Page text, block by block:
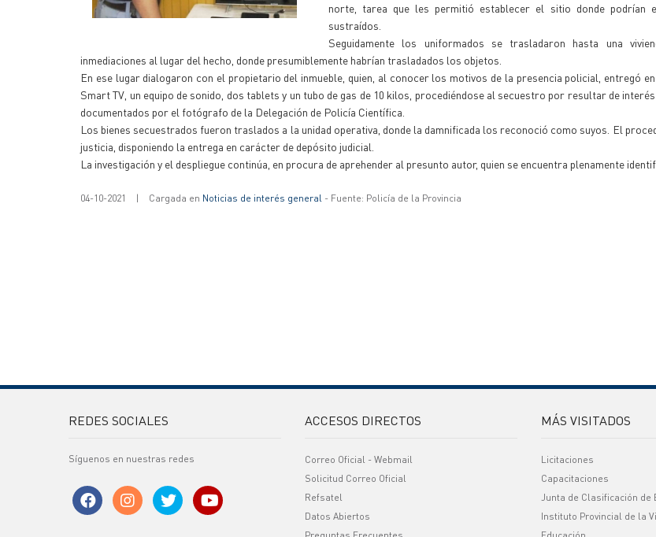
norte, tarea que les permitió establecer el sitio donde podrían
sustraídos.
Seguidamente los uniformados se trasladaron hasta una
inmediaciones al lugar del hecho, donde presumiblemente habrían trasladados los objetos.
En ese lugar dialogaron con el propietario del inmueble, quien, al conocer los motivos de la presencia policial, entregó
Smart TV, un equipo de sonido, dos tablets y un tubo de gas de 10 kilos, procediéndose al secuestro por resultar de
documentados por el fotógrafo de la Delegación de Policía Científica.
Los bienes secuestrados fueron traslados a la unidad operativa, donde la damnificada los reconoció como suyos. El
justicia, disponiendo la entrega en carácter de depósito judicial.
La investigación y el despliegue continúa, en procura de aprehender al presunto autor, quien se encuentra plenamente
04-10-2021 | Cargada en Noticias de interés general - Fuente: Policía de la Provincia
REDES SOCIALES
Síguenos en nuestras redes
ACCESOS DIRECTOS
Correo Oficial - Webmail
Solicitud Correo Oficial
Refsatel
Datos Abiertos
MÁS VISITADOS
Licitaciones
Capacitaciones
Junta de Clasificación de
Instituto Provincial de la